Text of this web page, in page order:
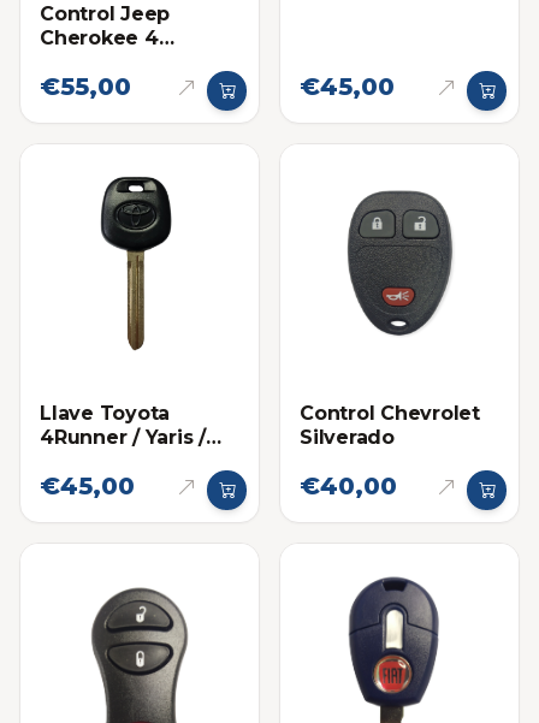
Control Jeep
Cherokee 4
€55,00 €45,00
Llave Toyota
4Runner / Yaris /
€45,00
Control Chevrolet
Silverado
€40,00